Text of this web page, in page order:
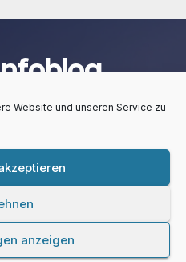
Website und unseren Service zu
anzeigen
ImpressumPrivacy Policy